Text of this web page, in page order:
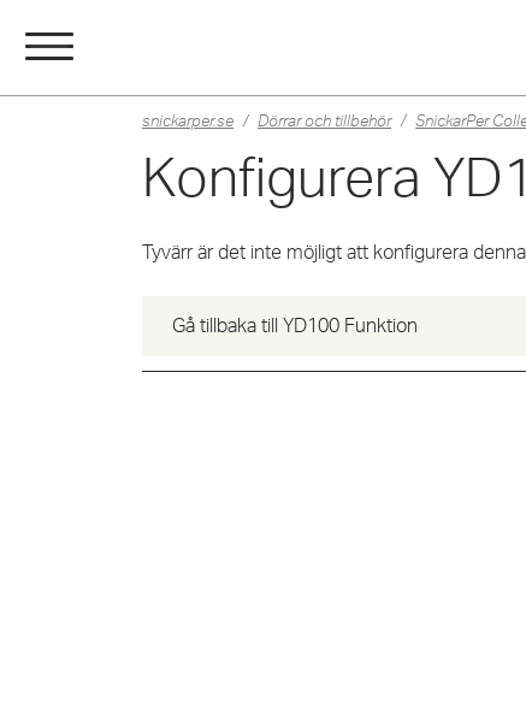
snickarper.se Dörrar och tillbehör SnickarPer
Konfigurera
Tyvärr är det inte möjligt att konfigurera
Gå tillbaka till YD100 Funktion